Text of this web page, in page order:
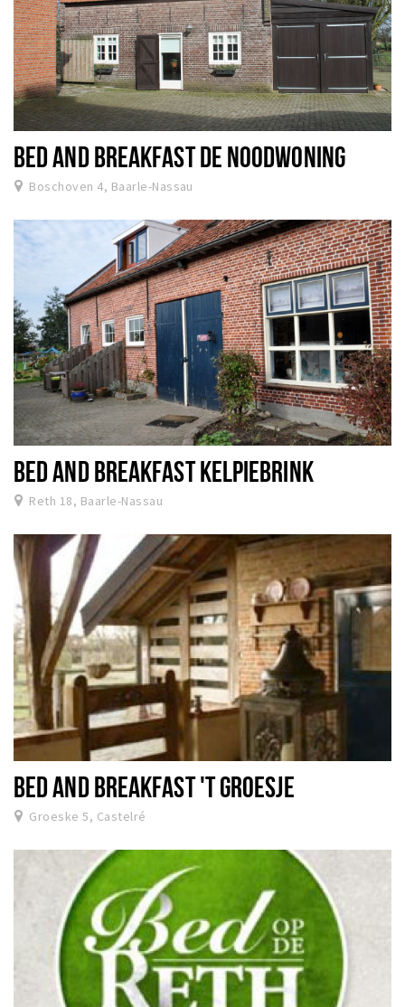
BED AND BREAKFAST DE NOODWONING
Boschoven 4, Baarle-Nassau
BED AND BREAKFAST KELPIEBRINK
Reth 18, Baarle-Nassau
BED AND BREAKFAST 'T GROESJE
Groeske 5, Castelré